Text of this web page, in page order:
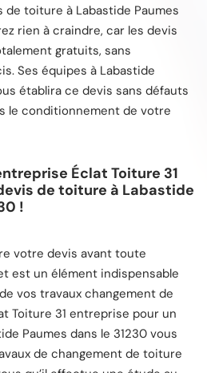
toiture à Labastide Paumes
rien à craindre, car les devis
gratuits, sans
Ses équipes à Labastide
établira ce devis sans défauts
le conditionnement de votre
Éclat Toiture 31
de toiture à Labastide
!
votre devis avant toute
est un élément indispensable
vos travaux changement de
Toiture 31 entreprise pour un
Paumes dans le 31230 vous
de changement de toiture